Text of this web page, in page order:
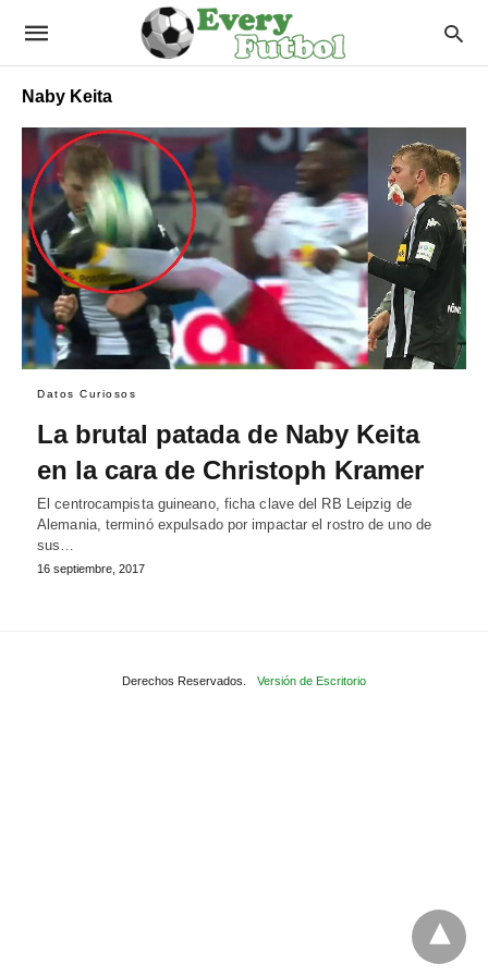
Naby Keita
Datos Curiosos
La brutal patada de Naby Keita
en la cara de Christoph Kramer
El centrocampista guineano, ficha clave del RB Leipzig de
Alemania, terminó expulsado por impactar el rostro de uno de
sus…
16 septiembre, 2017
Derechos Reservados. Versión de Escritorio